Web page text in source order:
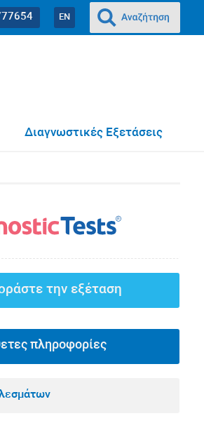
EN
Διαγνωστικές Εξετάσεις
την εξέταση
πληροφορίες